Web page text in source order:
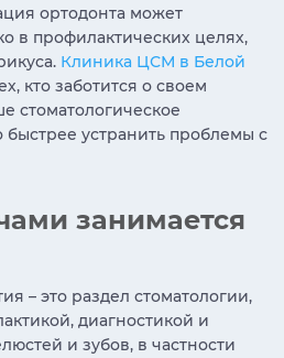
ортодонта может
в профилактических целях,
Клиника ЦСМ в Белой
кто заботится о своем
стоматологическое
устранить проблемы с
занимается
– это раздел стоматологии,
диагностикой и
и зубов, в частности